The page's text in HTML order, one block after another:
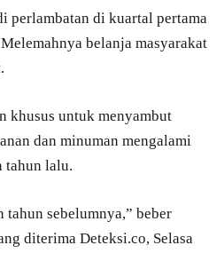
perlambatan di kuartal pertama
belanja masyarakat
khusus untuk menyambut
dan minuman mengalami
tahun lalu.
sebelumnya,” beber
diterima Deteksi.co, Selasa